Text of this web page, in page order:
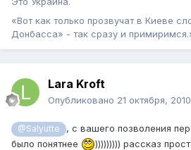
«Вот как только прозвучат в Киеве
Донбасса» - так сразу и
Lara Kroft
Опубликовано 21 октября, 2010
@Salyutte
, с вашего позволения
было понятнее
))))))))) рассказ